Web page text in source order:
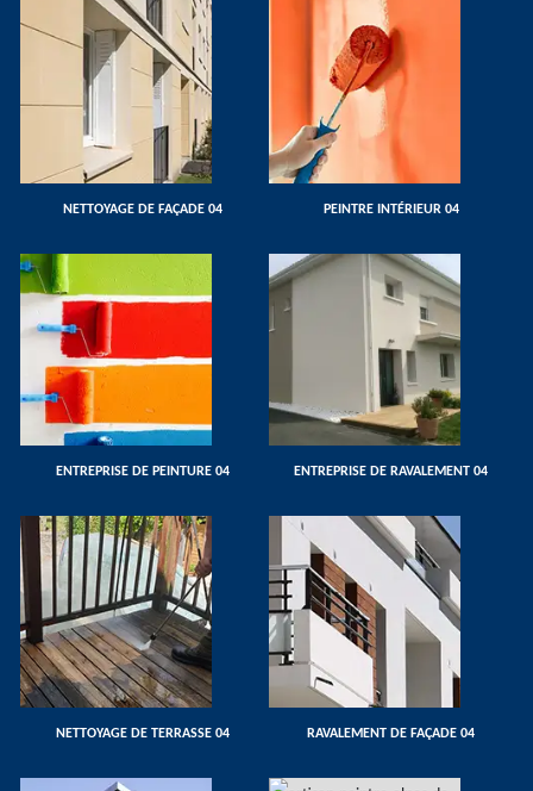
NETTOYAGE DE FAÇADE 04 PEINTRE INTÉRIEUR 04
ENTREPRISE DE PEINTURE 04 ENTREPRISE DE RAVALEMENT 04
NETTOYAGE DE TERRASSE 04 RAVALEMENT DE FAÇADE 04